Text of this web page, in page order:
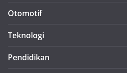
Otomotif
Teknologi
Pendidikan